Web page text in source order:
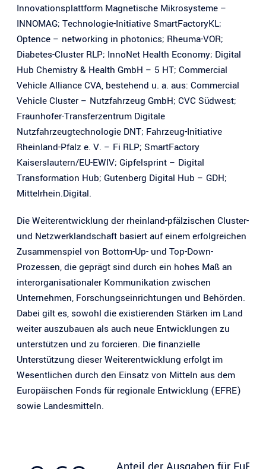
Innovationsplattform Magnetische Mikrosysteme –
INNOMAG; Technologie-Initiative SmartFactoryKL;
Optence – networking in photonics; Rheuma-VOR;
Diabetes-Cluster RLP; InnoNet Health Economy; Digital
Hub Chemistry & Health GmbH – 5 HT; Commercial
Vehicle Alliance CVA, bestehend u. a. aus: Commercial
Vehicle Cluster – Nutzfahrzeug GmbH; CVC Südwest;
Fraunhofer-Transferzentrum Digitale
Nutzfahrzeugtechnologie DNT; Fahrzeug-Initiative
Rheinland-Pfalz e. V. – Fi RLP; SmartFactory
Kaiserslautern/EU-EWIV; Gipfelsprint – Digital
Transformation Hub; Gutenberg Digital Hub – GDH;
Mittelrhein.Digital.
Die Weiterentwicklung der rheinland-pfälzischen Cluster-
und Netzwerklandschaft basiert auf einem erfolgreichen
Zusammenspiel von Bottom-Up- und Top-Down-
Prozessen, die geprägt sind durch ein hohes Maß an
interorganisationaler Kommunikation zwischen
Unternehmen, Forschungseinrichtungen und Behörden.
Dabei gilt es, sowohl die existierenden Stärken im Land
weiter auszubauen als auch neue Entwicklungen zu
unterstützen und zu forcieren. Die finanzielle
Unterstützung dieser Weiterentwicklung erfolgt im
Wesentlichen durch den Einsatz von Mitteln aus dem
Europäischen Fonds für regionale Entwicklung (EFRE)
sowie Landesmitteln.